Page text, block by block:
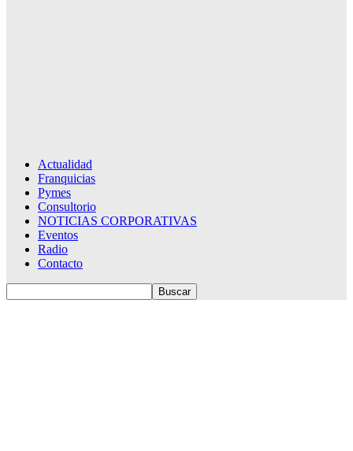
Actualidad
Franquicias
Pymes
Consultorio
NOTICIAS CORPORATIVAS
Eventos
Radio
Contacto